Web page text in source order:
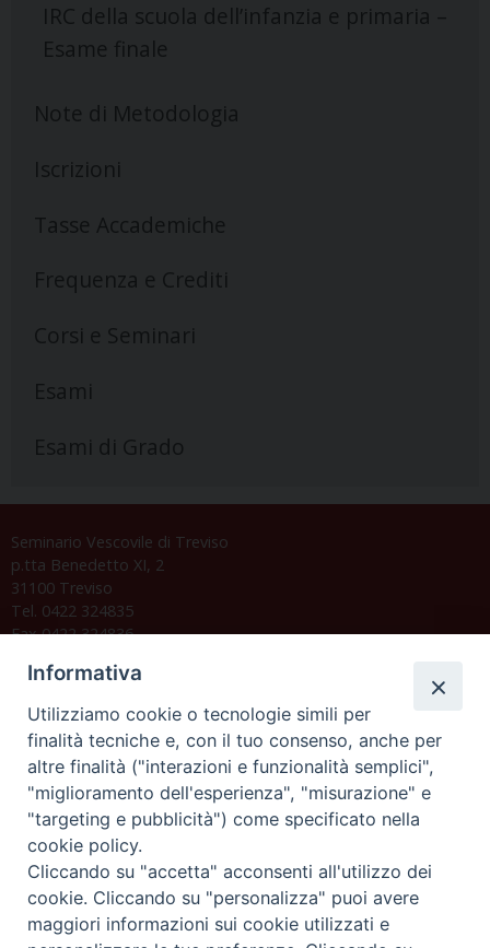
IRC della scuola dell’infanzia e primaria –
Esame finale
Note di Metodologia
Iscrizioni
Tasse Accademiche
Frequenza e Crediti
Corsi e Seminari
Esami
Esami di Grado
Seminario Vescovile di Treviso
p.tta Benedetto XI, 2
31100 Treviso
Tel. 0422 324835
Fax 0422 324836
Orario di segreteria
Lunedì 17.30-19.30
Martedì 17.30-19.30
Mercoledì 17.30-19.30
Giovedì 17.30-19.30
Venerdì chiuso
Sabato 9.30-11.30
Informativa
Utilizziamo cookie o tecnologie simili per
finalità tecniche e, con il tuo consenso, anche per
altre finalità ("interazioni e funzionalità semplici",
"miglioramento dell'esperienza", "misurazione" e
"targeting e pubblicità") come specificato nella
cookie policy.
Cliccando su "accetta" acconsenti all'utilizzo dei
cookie. Cliccando su "personalizza" puoi avere
maggiori informazioni sui cookie utilizzati e